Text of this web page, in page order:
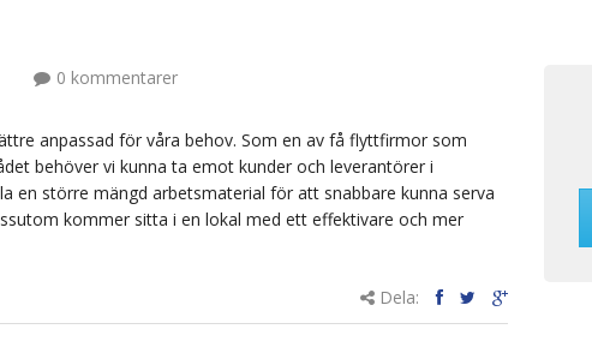
0 kommentarer
anpassad för våra behov. Som en av få flyttfirmor som
behöver vi kunna ta emot kunder och leverantörer i
en större mängd arbetsmaterial för att snabbare kunna serva
kommer sitta i en lokal med ett effektivare och mer
Dela: